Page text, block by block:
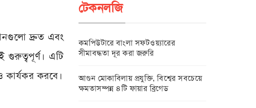
দ্রুত এবং
গুরুত্বপূর্ণ। এটি
কার্যকর করবে।
টেকনলজি
কমপিউটারে বাংলা সফটওয়্যারের
সীমাবদ্ধতা দূর করা জরুরি
আগুন মোকাবিলায় প্রযুক্তি, বিশ্বের সবচেয়ে
ক্ষমতাসম্পন্ন ৪টি ফায়ার ব্রিগেড